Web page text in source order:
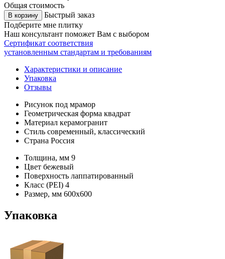
Общая стоимость
В корзину
Быстрый заказ
Подберите мне плитку
Наш консультант поможет Вам с выбором
Сертификат соответствия
установленным стандартам и требованиям
Характеристики и описание
Упаковка
Отзывы
Рисунок под мрамор
Геометрическая форма квадрат
Материал керамогранит
Стиль современный, классический
Страна Россия
Толщина, мм 9
Цвет бежевый
Поверхность лаппатированный
Класс (PEI) 4
Размер, мм 600х600
Упаковка